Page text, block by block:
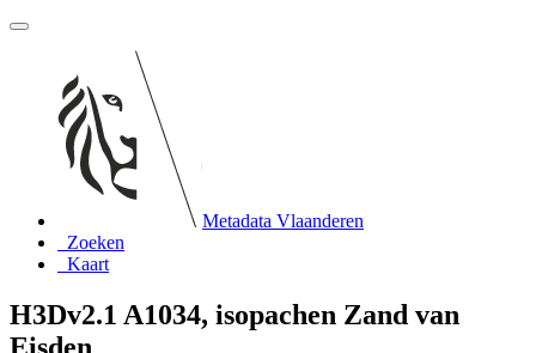
Metadata Vlaanderen
Zoeken
Kaart
H3Dv2.1 A1034, isopachen Zand van